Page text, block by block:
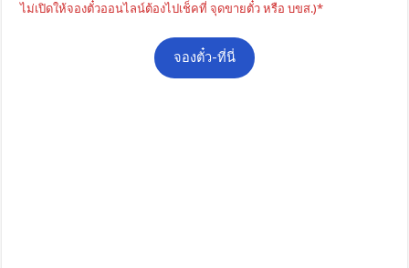
ไม่เปิดให้จองตั๋วออนไลน์ต้องไปเช็คที่ จุดขายตั๋ว หรือ บขส.)*
จองตั๋ว-ที่นี่